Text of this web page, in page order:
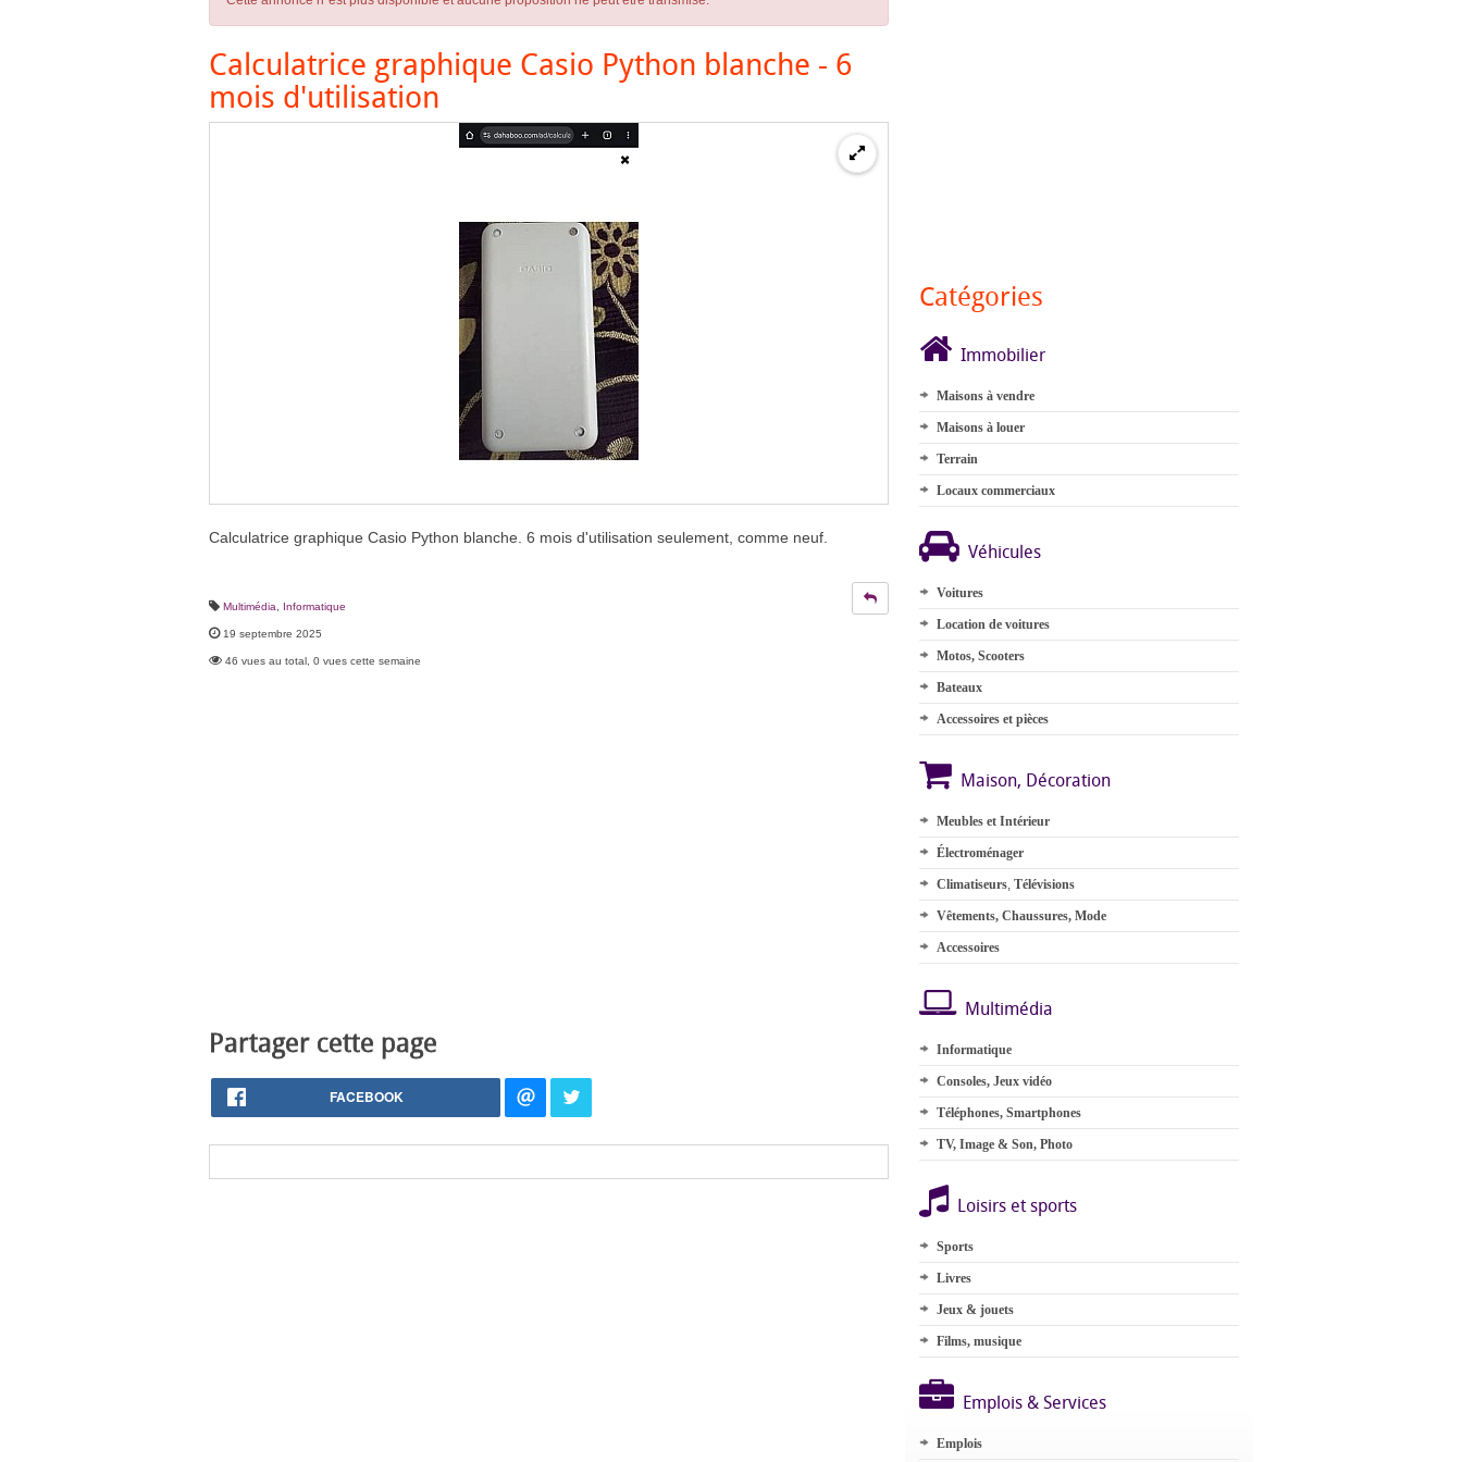
Calculatrice graphique Casio Python blanche - 6
mois d'utilisation
Calculatrice graphique Casio Python blanche. 6 mois d'utilisation seulement, comme neuf.
Multimédia Informatique
19 septembre 2025
46 vues au total, 0 vues cette semaine
Partager cette page
FACEBOOK
Catégories
Immobilier
Maisons à vendre
Maisons à louer
Terrain
Locaux commerciaux
Véhicules
Voitures
Location de voitures
Motos, Scooters
Bateaux
Accessoires et pièces
Maison, Décoration
Meubles et Intérieur
Électroménager
Climatiseurs, Télévisions
Vêtements, Chaussures, Mode
Accessoires
Multimédia
Informatique
Consoles, Jeux vidéo
Téléphones, Smartphones
TV, Image & Son, Photo
Loisirs et sports
Sports
Livres
Jeux & jouets
Films, musique
Emplois & Services
Emplois